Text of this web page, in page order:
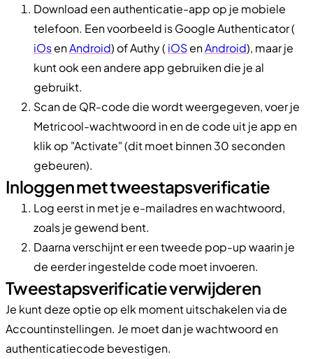
Download een authenticatie-app op je mobiele
telefoon. Een voorbeeld is Google Authenticator (
iOsenAndroid) of Authy (iOSenAndroid), maar je
kunt ook een andere app gebruiken die je al
gebruikt.
Scan de QR-code die wordt weergegeven, voer je
Metricool-wachtwoord in en de code uit je app en
klik op "Activate" (dit moet binnen 30 seconden
gebeuren).
Inloggen met tweestapsverificatie
Log eerst in met je e-mailadres en wachtwoord,
zoals je gewend bent.
Daarna verschijnt er een tweede pop-up waarin je
de eerder ingestelde code moet invoeren.
Tweestapsverificatie verwijderen
Je kunt deze optie op elk moment uitschakelen via de
Accountinstellingen. Je moet dan je wachtwoord en
authenticatiecode bevestigen.